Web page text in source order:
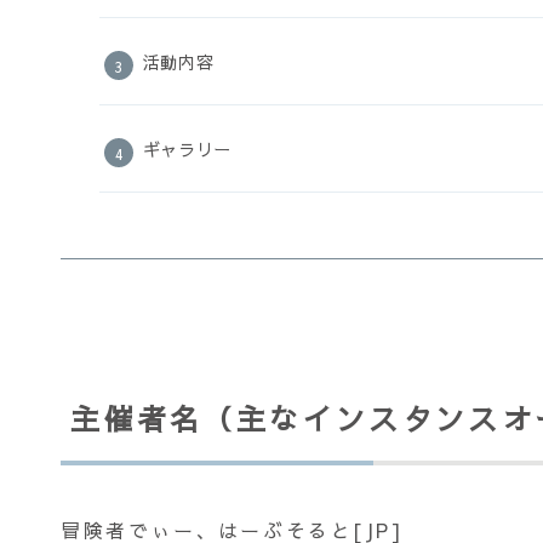
活動内容
ギャラリー
主催者名（主なインスタンス
冒険者でぃー、はーぶそると[JP]